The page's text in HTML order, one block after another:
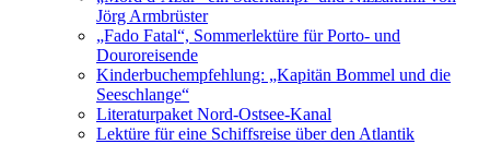
Jörg Armbrüster
„Fado Fatal“, Sommerlektüre für Porto- und
Douroreisende
Kinderbuchempfehlung: „Kapitän Bommel und die
Seeschlange“
Literaturpaket Nord-Ostsee-Kanal
Lektüre für eine Schiffsreise über den Atlantik